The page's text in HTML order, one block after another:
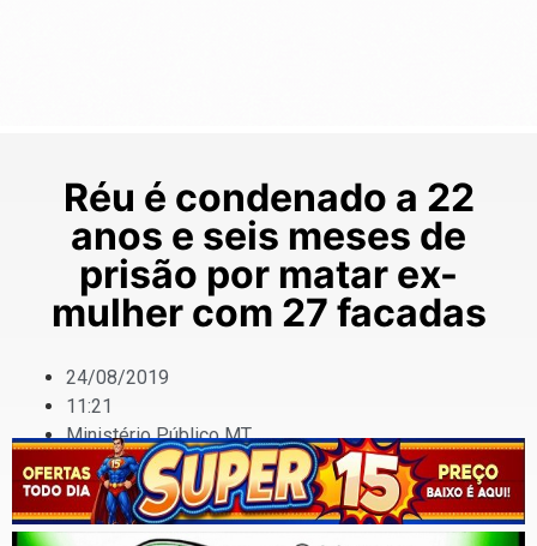
Réu é condenado a 22
anos e seis meses de
prisão por matar ex-
mulher com 27 facadas
24/08/2019
11:21
Ministério Público MT